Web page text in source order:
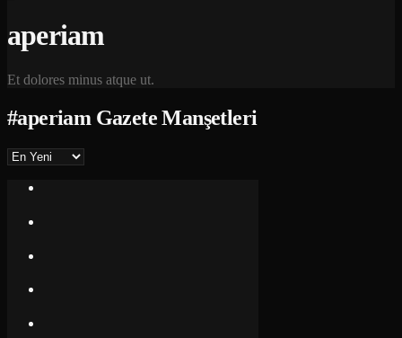
aperiam
Et dolores minus atque ut.
#aperiam Gazete Manşetleri